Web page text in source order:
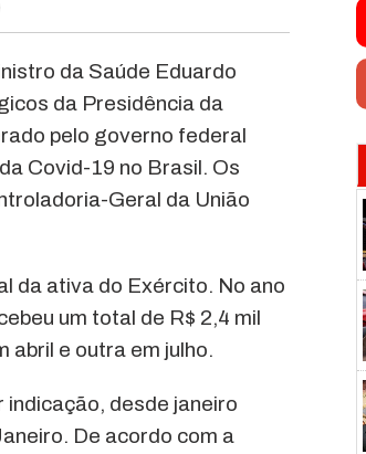
da Saúde Eduardo
da Presidência da
pelo governo federal
Covid-19 no Brasil. Os
Geral da União
da ativa do Exército. No ano
um total de R$ 2,4 mil
abril e outra em julho.
indicação, desde janeiro
De acordo com a